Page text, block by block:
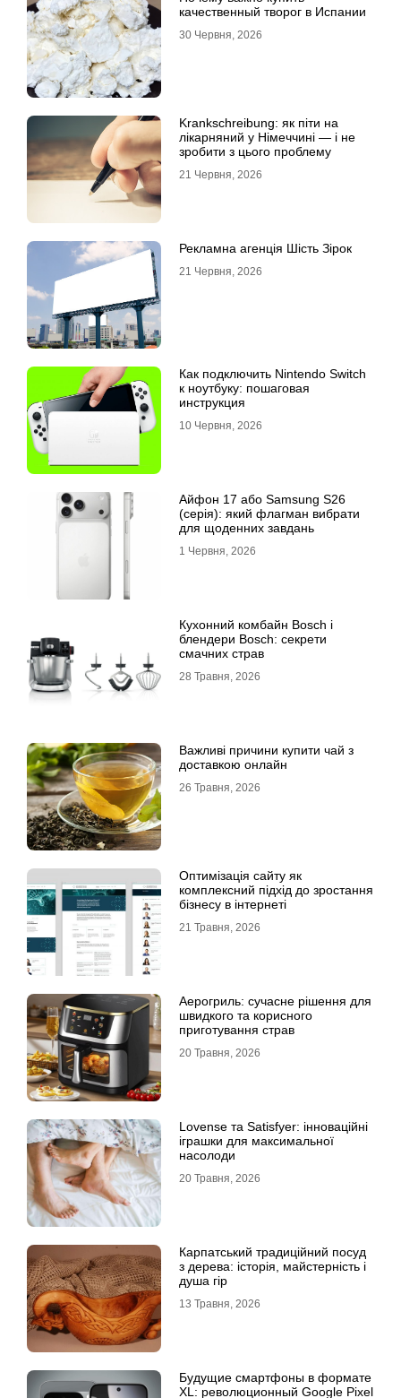
качественный творог в Испании
30 Червня, 2026
Krankschreibung: як піти на
лікарняний у Німеччині — і не
зробити з цього проблему
21 Червня, 2026
Рекламна агенція Шість Зірок
21 Червня, 2026
Как подключить Nintendo Switch
к ноутбуку: пошаговая
инструкция
10 Червня, 2026
Айфон 17 або Samsung S26
(серія): який флагман вибрати
для щоденних завдань
1 Червня, 2026
Кухонний комбайн Bosch і
блендери Bosch: секрети
смачних страв
28 Травня, 2026
Важливі причини купити чай з
доставкою онлайн
26 Травня, 2026
Оптимізація сайту як
комплексний підхід до зростання
бізнесу в інтернеті
21 Травня, 2026
Аерогриль: сучасне рішення для
швидкого та корисного
приготування страв
20 Травня, 2026
Lovense та Satisfyer: інноваційні
іграшки для максимальної
насолоди
20 Травня, 2026
Карпатський традиційний посуд
з дерева: історія, майстерність і
душа гір
13 Травня, 2026
Будущие смартфоны в формате
XL: революционный Google Pixel